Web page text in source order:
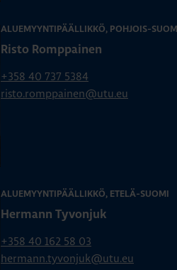
ALUEMYYNTIPÄÄLLIKKÖ, POHJOIS-SUOMI
Risto Romppainen
+358 40 737 5384
risto.romppainen@utu.eu
ALUEMYYNTIPÄÄLLIKKÖ, ETELÄ-SUOMI
Hermann Tyvonjuk
+358 40 162 58 03
hermann.tyvonjuk@utu.eu